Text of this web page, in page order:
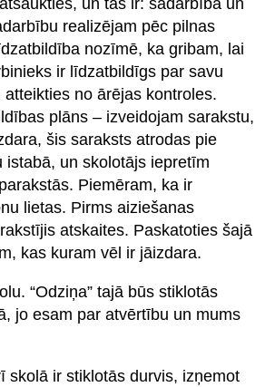
un tās ir: sadarbība un
realizējam pēc pilnas
nozīmē, ka gribam, lai
ir līdzatbildīgs par savu
no ārējas kontroles.
plāns – izveidojam sarakstu,
šis saraksts atrodas pie
istabā, un skolotājs iepretīm
Piemēram, ka ir
lietas. Pirms aiziešanas
atskaites. Paskatoties šajā
kas kuram vēl ir jāizdara.
“Odziņa” tajā būs stiklotās
jo esam par atvērtību un mums
skolā ir stiklotās durvis, izņemot